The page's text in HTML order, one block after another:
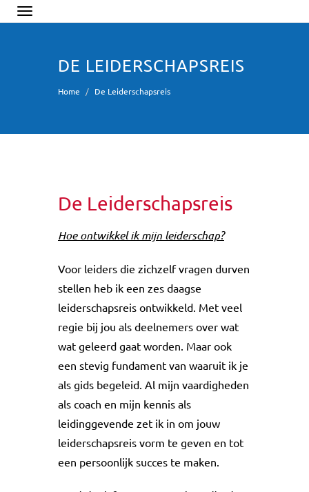
Toggle
DE LEIDERSCHAPSREIS
Home De Leiderschapsreis
De Leiderschapsreis
Hoe ontwikkel ik mijn leiderschap?
Voor leiders die zichzelf vragen durven
stellen heb ik een zes daagse
leiderschapsreis ontwikkeld. Met veel
regie bij jou als deelnemers over wat
wat geleerd gaat worden. Maar ook
een stevig fundament van waaruit ik je
als gids begeleid. Al mijn vaardigheden
als coach en mijn kennis als
leidinggevende zet ik in om jouw
leiderschapsreis vorm te geven en tot
een persoonlijk succes te maken.